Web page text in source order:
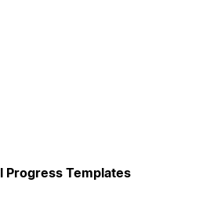
Progress Templates